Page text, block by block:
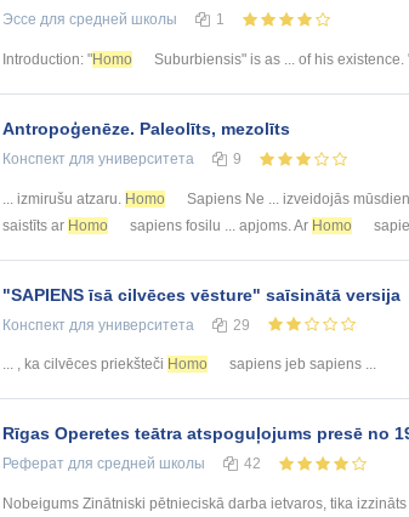
Эссе для средней школы 1
Introduction: "Homo Suburbiensis" is as ... of his existence.
Antropoģenēze. Paleolīts, mezolīts
Конспект для университета 9
... izmirušu atzaru. Homo Sapiens Ne ... izveidojās
saistīts ar Homo sapiens fosilu ... apjoms. Ar Homo
"SAPIENS īsā cilvēces vēsture" saīsinātā versija
Конспект для университета 29
... , ka cilvēces priekšteči Homo sapiens jeb sapiens ...
Rīgas Operetes teātra atspoguļojums presē no
Реферат для средней школы 42
Nobeigums Zinātniski pētnieciskā darba ietvaros, tika